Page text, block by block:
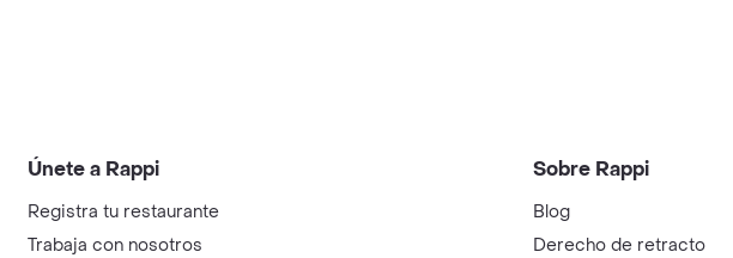
Únete a Rappi
Registra tu restaurante
Trabaja con nosotros
Sobre Rappi
Blog
Derecho de retracto